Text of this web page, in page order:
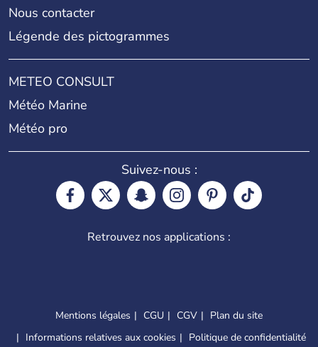
Nous contacter
Légende des pictogrammes
METEO CONSULT
Météo Marine
Météo pro
Suivez-nous :
Retrouvez nos applications :
Mentions légales CGU CGV
Plan du site
Informations relatives aux cookies
Politique de confidentialité